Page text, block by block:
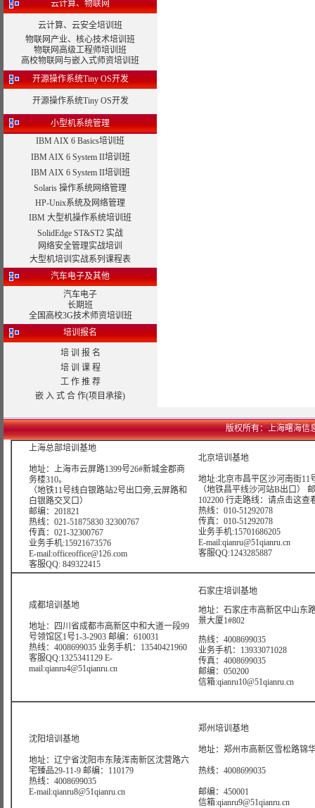
云计算、物联网
云计算、云安全培训班
物联网产业、核心技术培训班
物联网高级工程师培训班
高校物联网与嵌入式师资培训班
开源操作系统Tiny OS开发
开源操作系统Tiny OS开发
小型机系统管理
IBM AIX 6 Basics培训班
IBM AIX 6 System II培训班
IBM AIX 6 System II培训班
Solaris 操作系统网络管理
HP-Unix系统及网络管理
IBM 大型机操作系统培训班
SolidEdge ST&ST2 实战
网络安全管理实战培训
大型机培训实战系列课程表
汽车电子及其他
汽车电子
长期班
全国高校3G技术师资培训班
培训报名
培 训 报 名
培 训 课 程
工 作 推 荐
嵌 入 式 合 作(项目承接)
版权所有：上海曙海信
上海总部培训基地
地址：上海市云屏路1399号26#新城金郡商
务楼310。
（地铁11号线白银路站2号出口旁,云屏路和
白银路交叉口）
邮编：201821
热线：021-51875830 32300767
传真：021-32300767
业务手机:15921673576
E-mail:officeoffice@126.com
客服QQ: 849322415
北京培训基地
地址:北京市昌平区沙河南街11
（地铁昌平线沙河站B出口）
102200 行走路线： 请点击这查
热线：010-51292078
传真：010-51292078
业务手机:15701686205
E-mail:qianru@51qianru.cn
客服QQ:1243285887
成都培训基地
地址：四川省成都市高新区中和大道一段99
号领馆区1号1-3-2903 邮编：610031
热线：4008699035 业务手机：13540421960
客服QQ:1325341129 E-
mail:qianru4@51qianru.cn
石家庄培训基地
地址：石家庄市高新区中山东
景大厦1#802
热线：4008699035
业务手机：13933071028
传真：4008699035
邮编：050200
信箱:qianru10@51qianru.cn
沈阳培训基地
地址：辽宁省沈阳市东陵浑南新区沈营路六
宅臻品29-11-9 邮编：110179
热线：4008699035
E-mail:qianru8@51qianru.cn
郑州培训基地
地址：郑州市高新区雪松路锦
热线：4008699035
邮编：450001
信箱:qianru9@51qianru.cn